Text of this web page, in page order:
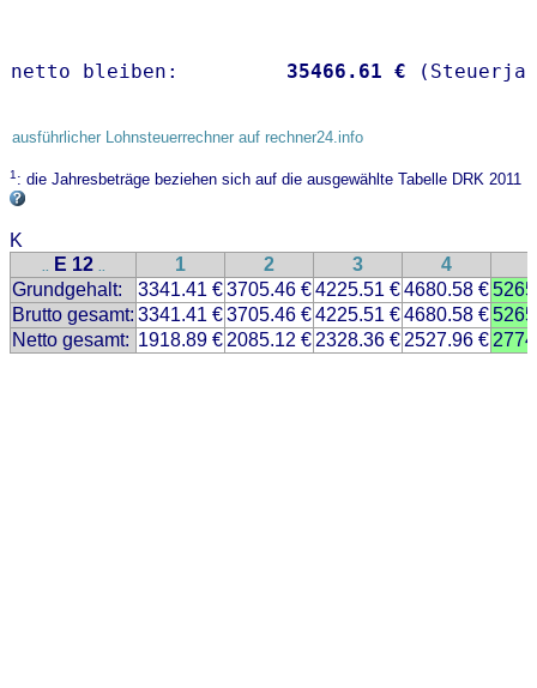
netto bleiben: 35466.61 €
ausführlicher Lohnsteuerrechner auf rechner24.info
1: die Jahresbeträge beziehen sich auf die ausgewählte Tabelle DRK 2011
K
.. E 12 .. 1 2 3 4
Grundgehalt:
3341.41 €3705.46 €4225.51 €4680.58 €
Brutto gesamt: 3341.41 €3705.46 €4225.51 €4680.58 €
Netto gesamt: 1918.89 € 2085.12 € 2328.36 € 2527.96 €